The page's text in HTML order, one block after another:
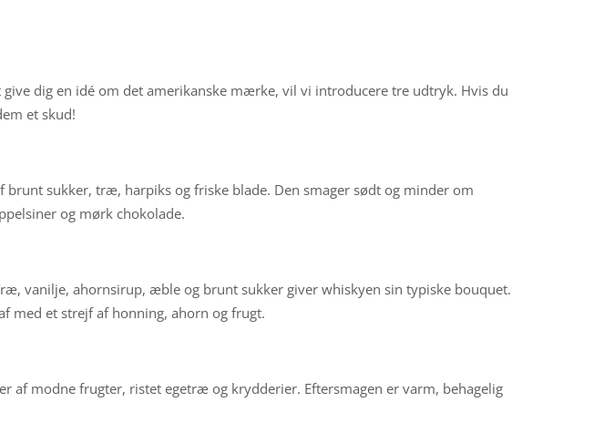
dig en idé om det amerikanske mærke, vil vi introducere tre udtryk. Hvis du
et skud!
brunt sukker, træ, harpiks og friske blade. Den smager sødt og minder om
og mørk chokolade.
vanilje, ahornsirup, æble og brunt sukker giver whiskyen sin typiske bouquet.
med et strejf af honning, ahorn og frugt.
af modne frugter, ristet egetræ og krydderier. Eftersmagen er varm, behagelig